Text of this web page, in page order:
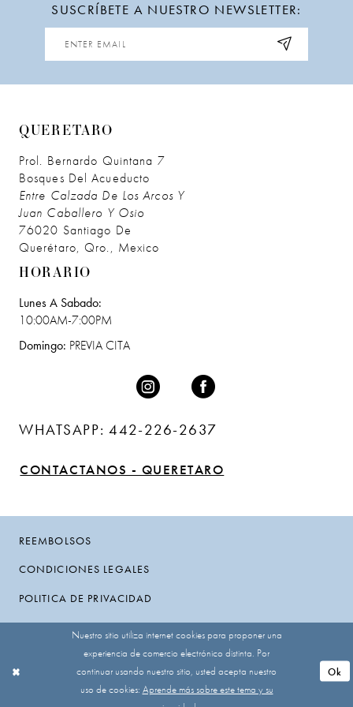
14
SUSCRÍBETE A NUESTRO NEWSLETTER:
QUERETARO
Prol. Bernardo Quintana 7
Bosques Del Acueducto
Entre Calzada De Los Arcos Y
Juan Caballero Y Osio
76020 Santiago De
Querétaro, Qro., Mexico
HORARIO
Lunes A Sabado:
10:00AM-7:00PM
Domingo: PREVIA CITA
WHATSAPP: 442-226-2637
CONTACTANOS - QUERETARO
REEMBOLSOS
CONDICIONES LEGALES
POLITICA DE PRIVACIDAD
Nuestro sitio utiliza internet cookies para proponer una
experiencia de comercio electrónico distinta. Por
continuar usando nuestro sitio, usted acepta nuestro
uso de cookies: Aprende más sobre este tema y su
Ok